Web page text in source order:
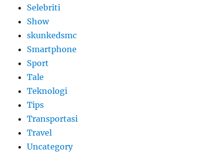
Selebriti
Show
skunkedsmc
Smartphone
Sport
Tale
Teknologi
Tips
Transportasi
Travel
Uncategory